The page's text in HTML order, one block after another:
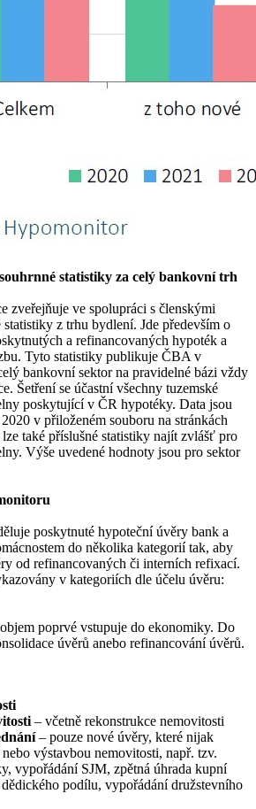
statistiky za celý bankovní trh
zveřejňuje ve spolupráci s členskými
z trhu bydlení. Jde především o
a refinancovaných hypoték a
Tyto statistiky publikuje ČBA v
bankovní sektor na pravidelné bázi vždy
Šetření se účastní všechny tuzemské
poskytující v ČR hypotéky. Data jsou
v přiloženém souboru na stránkách
lze také příslušné statistiky najít zvlášť pro
Výše uvedené hodnoty jsou pro sektor
poskytnuté hypoteční úvěry bank a
do několika kategorií tak, aby
od refinancovaných či interních refixací.
v kategoriích dle účelu úvěru:
poprvé vstupuje do ekonomiky. Do
úvěrů anebo refinancování úvěrů.
– včetně rekonstrukce nemovitosti
– pouze nové úvěry, které nijak
výstavbou nemovitosti, např. tzv.
vypořádání SJM, zpětná úhrada kupní
podílu, vypořádání družstevního